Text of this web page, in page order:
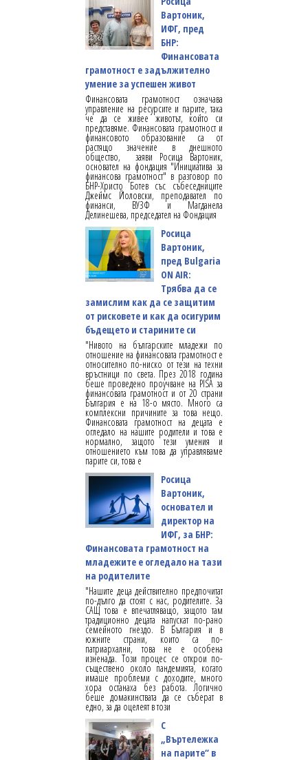
Вартоник,
ИФГ, пред
БНР:
Финансовата
грамотност е задължително
умение за успешен живот
Финансовата грамотност означава
управление на ресурсите и парите, така
че да се живее животът, който си
представяме. Финансовата грамотност и
финансовото образование са от
растящо значение в днешното
общество, заяви Росица Вартоник,
основател на фондация "Инициатива за
финансова грамотност" в разговор по
БНР-Христо Ботев със събеседниците
Джеймс Йоловски, преподавател по
финанси, ВУЗФ и Магданела
Делинешева, председател на Фондация
Росица
Вартоник,
пред Bulgaria
ON AIR:
Трябва да се
замислим как да се защитим
от рисковете и как да осигурим
бъдещето и старините си
"Нивото на българските младежи по
отношение на финансовата грамотност е
относително по-ниско от тези на техни
връстници по света. През 2018 година
беше проведено проучване на PISA за
финансовата грамотност и от 20 страни
България е на 18-о място. Много са
комплексни причините за това нещо.
Финансовата грамотност на децата е
огледало на нашите родители и това е
нормално, защото тези умения и
отношението към това да управляваме
парите си, това е
Росица
Вартоник,
основател и
директор на
ИФГ, за БНР:
Финансовата грамотност на
младежите е огледало на тази
на родителите
"Нашите деца действително предпочитат
по-дълго да стоят с нас, родителите. За
САЩ това е впечатляващо, защото там
традиционно децата напускат по-рано
семейното гнездо. В България и в
южните страни, които са по-
патриархални, това не е особена
изненада. Този процес се открои по-
съществено около пандемията, когато
имаше проблеми с доходите, много
хора останаха без работа. Логично
беше домакинствата да се съберат в
едно, за да оцелеят в този
С
„Въртележка
на парите“ в